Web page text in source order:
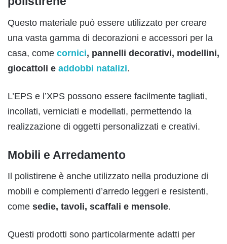
Questo materiale può essere utilizzato per creare
una vasta gamma di decorazioni e accessori per la
casa, come cornici, pannelli decorativi, modellini,
giocattoli e addobbi natalizi.
L’EPS e l’XPS possono essere facilmente tagliati,
incollati, verniciati e modellati, permettendo la
realizzazione di oggetti personalizzati e creativi.
Mobili e Arredamento
Il polistirene è anche utilizzato nella produzione di
mobili e complementi d’arredo leggeri e resistenti,
come sedie, tavoli, scaffali e mensole.
Questi prodotti sono particolarmente adatti per